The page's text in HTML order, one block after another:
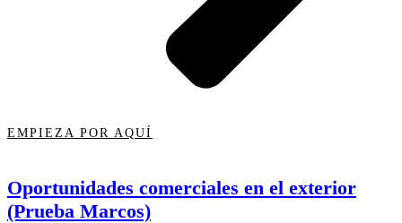
EMPIEZA POR AQUÍ
Oportunidades comerciales en el exterior
(Prueba Marcos)